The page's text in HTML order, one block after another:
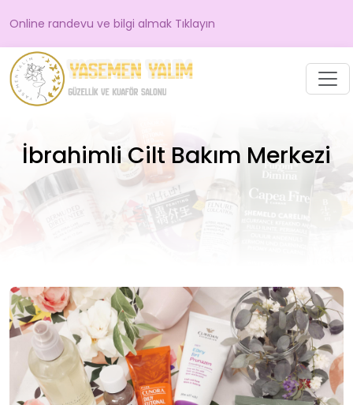
Online randevu ve bilgi almak Tıklayın
İbrahimli Cilt Bakım Merkezi